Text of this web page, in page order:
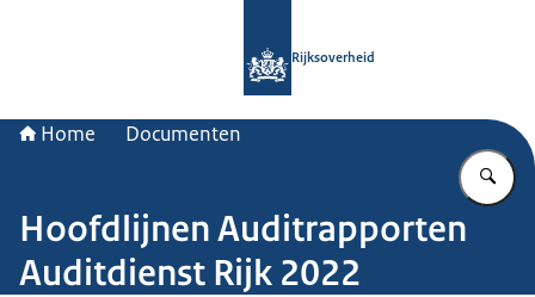
Rijksoverheid
Home Documenten
Hoofdlijnen Auditrapporten
Auditdienst Rijk 2022